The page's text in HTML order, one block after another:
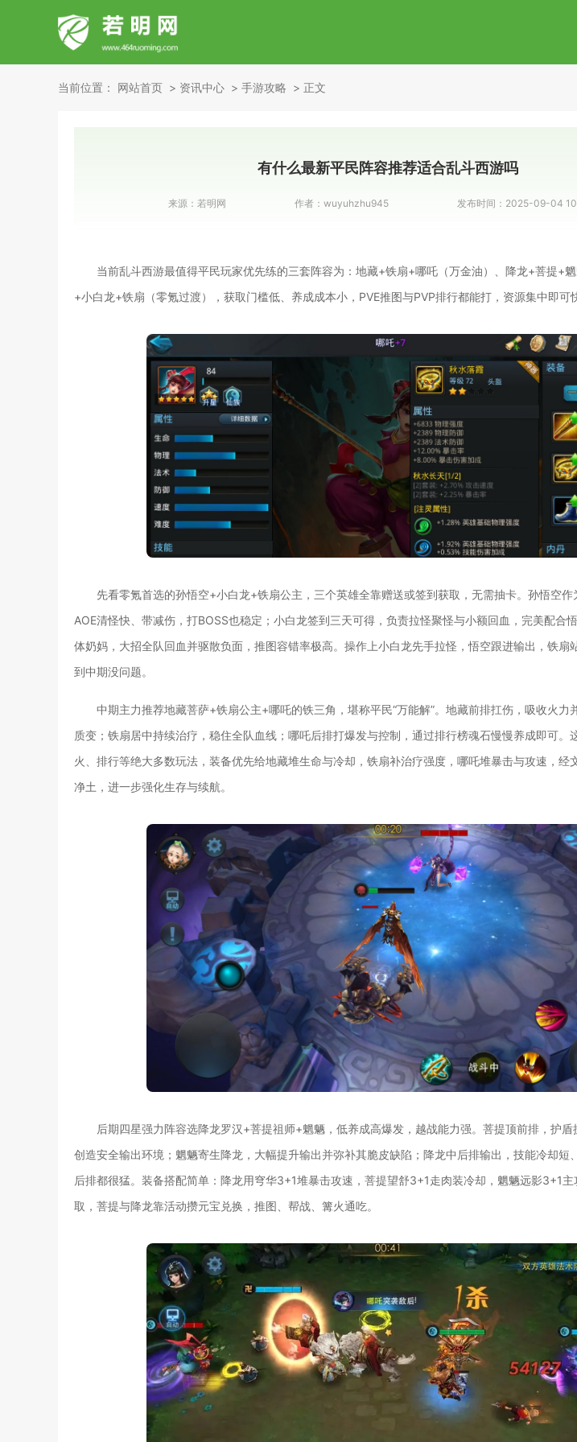
当前位置： 网站首页 资讯中心 手游攻略 正文
有什么最新平民阵容推荐适合乱斗西游吗
来源： 若明网 作者： wuyuhzhu945 发布时间： 2025-09-04
当前乱斗西游最值得平民玩家优先练的三套阵容为：地藏+铁扇+哪吒（万金油）、降龙+菩提+
+小白龙+铁扇（零氪过渡），获取门槛低、养成成本小，PVE推图与PVP排行都能打，资源集中即可
先看零氪首选的孙悟空+小白龙+铁扇公主，三个英雄全靠赠送或签到获取，无需抽卡。孙悟空作
AOE清怪快、带减伤，打BOSS也稳定；小白龙签到三天可得，负责拉怪聚怪与小额回血，完美配合
体奶妈，大招全队回血并驱散负面，推图容错率极高。操作上小白龙先手拉怪，悟空跟进输出，铁扇
到中期没问题。
中期主力推荐地藏菩萨+铁扇公主+哪吒的铁三角，堪称平民“万能解”。地藏前排扛伤，吸收火力
质变；铁扇居中持续治疗，稳住全队血线；哪吒后排打爆发与控制，通过排行榜魂石慢慢养成即可。
火、排行等绝大多数玩法，装备优先给地藏堆生命与冷却，铁扇补治疗强度，哪吒堆暴击与攻速，经
净土，进一步强化生存与续航。
后期四星强力阵容选降龙罗汉+菩提祖师+魍魉，低养成高爆发，越战能力强。菩提顶前排，护
创造安全输出环境；魍魉寄生降龙，大幅提升输出并弥补其脆皮缺陷；降龙中后排输出，技能冷却短
后排都很猛。装备搭配简单：降龙用穹华3+1堆暴击攻速，菩提望舒3+1走肉装冷却，魍魉远影3+1
取，菩提与降龙靠活动攒元宝兑换，推图、帮战、篝火通吃。